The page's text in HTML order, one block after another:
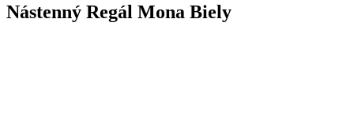
Nástenný Regál Mona Biely